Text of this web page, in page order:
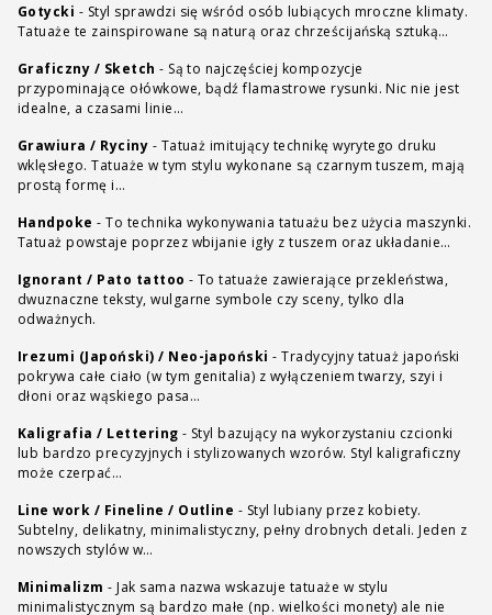
Gotycki - Styl sprawdzi się wśród osób lubiących mroczne klimaty.
Tatuaże te zainspirowane są naturą oraz chrześcijańską sztuką…
Graficzny / Sketch - Są to najczęściej kompozycje
przypominające ołówkowe, bądź flamastrowe rysunki. Nic nie jest
idealne, a czasami linie…
Grawiura / Ryciny - Tatuaż imitujący technikę wyrytego druku
wklęsłego. Tatuaże w tym stylu wykonane są czarnym tuszem, mają
prostą formę i…
Handpoke - To technika wykonywania tatuażu bez użycia maszynki.
Tatuaż powstaje poprzez wbijanie igły z tuszem oraz układanie…
Ignorant / Pato tattoo - To tatuaże zawierające przekleństwa,
dwuznaczne teksty, wulgarne symbole czy sceny, tylko dla
odważnych.
Irezumi (Japoński) / Neo-japoński - Tradycyjny tatuaż japoński
pokrywa całe ciało (w tym genitalia) z wyłączeniem twarzy, szyi i
dłoni oraz wąskiego pasa…
Kaligrafia / Lettering - Styl bazujący na wykorzystaniu czcionki
lub bardzo precyzyjnych i stylizowanych wzorów. Styl kaligraficzny
może czerpać…
Line work / Fineline / Outline - Styl lubiany przez kobiety.
Subtelny, delikatny, minimalistyczny, pełny drobnych detali. Jeden z
nowszych stylów w…
Minimalizm - Jak sama nazwa wskazuje tatuaże w stylu
minimalistycznym są bardzo małe (np. wielkości monety) ale nie